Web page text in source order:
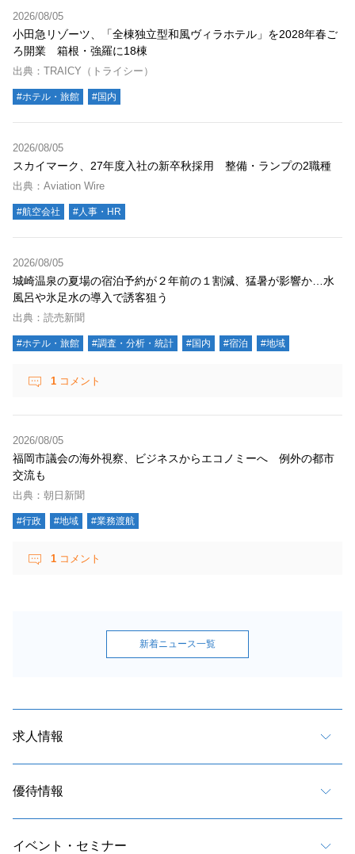
2026/08/05
小田急リゾーツ、「全棟独立型和風ヴィラホテル」を2028年春ご
ろ開業 箱根・強羅に18棟
出典：TRAICY（トライシー）
#ホテル・旅館 #国内
2026/08/05
スカイマーク、27年度入社の新卒秋採用 整備・ランプの2職種
出典：Aviation Wire
#航空会社 #人事・HR
2026/08/05
城崎温泉の夏場の宿泊予約が２年前の１割減、猛暑が影響か…水
風呂や氷足水の導入で誘客狙う
出典：読売新聞
#ホテル・旅館 #調査・分析・統計 #国内 #宿泊 #地域
1 コメント
2026/08/05
福岡市議会の海外視察、ビジネスからエコノミーへ 例外の都市
交流も
出典：朝日新聞
#行政 #地域 #業務渡航
1 コメント
新着ニュース一覧
求人情報
優待情報
イベント・セミナー